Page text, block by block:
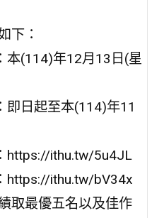
下：
本(114)年12月13日(星
即日起至本(114)年11
https://ithu.tw/5u4JL
https://ithu.tw/bV34x
取最優五名以及佳作